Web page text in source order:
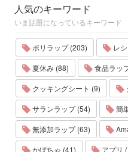
人気のキーワード
いま話題になっているキーワード
ポリラップ (203) レ
夏休み (88)
食品ラッ
クッキングシート (9)
サランラップ (54)
簡
無添加ラップ (63)
かぼちゃ (41)
アプリ